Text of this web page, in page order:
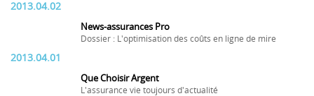
2013.04.02
News-assurances Pro
Dossier : L'optimisation des coûts en ligne de mire
2013.04.01
Que Choisir Argent
L'assurance vie toujours d'actualité